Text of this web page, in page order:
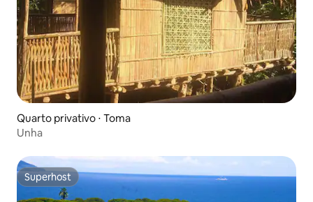
Quarto privativo ⋅ Toma
Unha
Superhost
Superhost